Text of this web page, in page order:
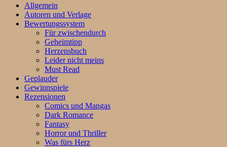
Allgemein
Autoren und Verlage
Bewertungssystem
Für zwischendurch
Geheimtipp
Herzensbuch
Leider nicht meins
Must Read
Geplauder
Gewinnspiele
Rezensionen
Comics und Mangas
Dark Romance
Fantasy
Horror und Thriller
Was fürs Herz